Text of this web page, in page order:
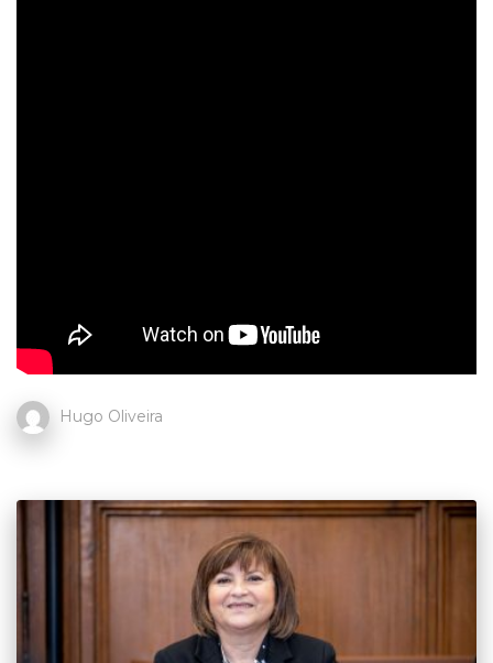
Hugo Oliveira